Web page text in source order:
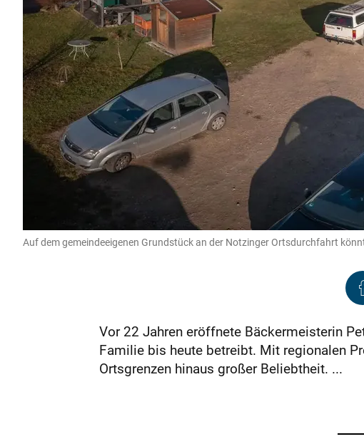
Auf dem gemeindeeigenen Grundstück an der Notzinger Ortsdurchfahrt
Vor 22 Jahren eröffnete Bäckermeisterin
Familie bis heute betreibt. Mit regionalen
Ortsgrenzen hinaus großer Beliebtheit. ...